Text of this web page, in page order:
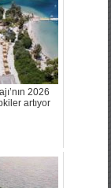
2026
artıyor